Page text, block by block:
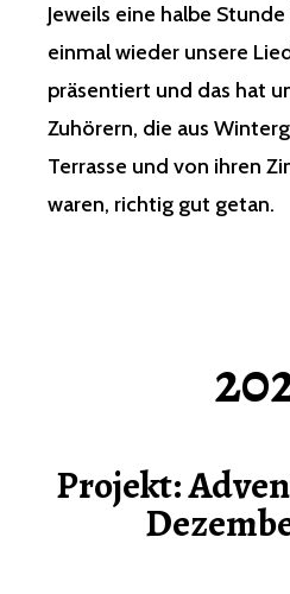
Jeweils eine halbe
einmal wieder unsere
präsentiert und das hat
Zuhörern, die aus
Terrasse und von ihren
waren, richtig gut getan.
Projekt: